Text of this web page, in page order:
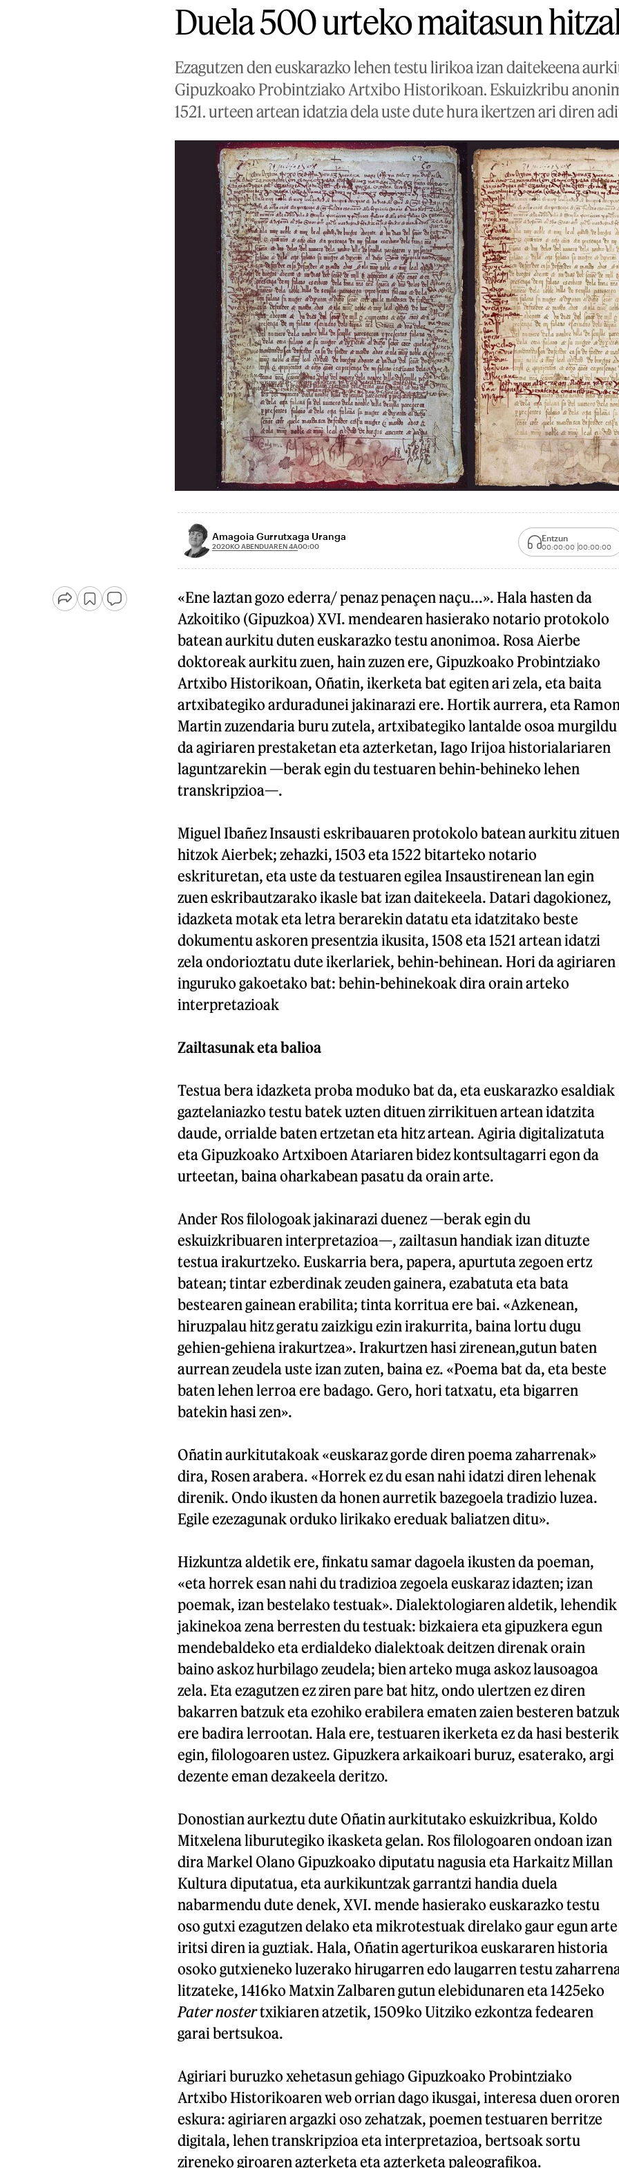
Duela 500 urteko maitasun
Ezagutzen den euskarazko lehen testu lirikoa izan daitekeena
Gipuzkoako Probintziako Artxibo Historikoan. Eskuizkribu
1521. urteen artean idatzia dela uste dute hura ikertzen ari diren
Amagoia Gurrutxaga Uranga
2020KO ABENDUAREN 4A00:00
Entzun
00:00:00 00:00:00
«Ene laztan gozo ederra/ penaz penaçen naçu...». Hala hasten da
Azkoitiko (Gipuzkoa) XVI. mendearen hasierako notario protokolo
batean aurkitu duten euskarazko testu anonimoa. Rosa Aierbe
doktoreak aurkitu zuen, hain zuzen ere, Gipuzkoako Probintziako
Artxibo Historikoan, Oñatin, ikerketa bat egiten ari zela, eta baita
artxibategiko arduradunei jakinarazi ere. Hortik aurrera, eta
Martin zuzendaria buru zutela, artxibategiko lantalde osoa murgildu
da agiriaren prestaketan eta azterketan, Iago Irijoa historialariaren
laguntzarekin —berak egin du testuaren behin-behineko lehen
transkripzioa—.
Miguel Ibañez Insausti eskribauaren protokolo batean aurkitu zituen
hitzok Aierbek; zehazki, 1503 eta 1522 bitarteko notario
eskrituretan, eta uste da testuaren egilea Insaustirenean lan egin
zuen eskribautzarako ikasle bat izan daitekeela. Datari dagokionez,
idazketa motak eta letra berarekin datatu eta idatzitako beste
dokumentu askoren presentzia ikusita, 1508 eta 1521 artean idatzi
zela ondorioztatu dute ikerlariek, behin-behinean. Hori da agiriaren
inguruko gakoetako bat: behin-behinekoak dira orain arteko
interpretazioak
Zailtasunak eta balioa
Testua bera idazketa proba moduko bat da, eta euskarazko esaldiak
gaztelaniazko testu batek uzten dituen zirrikituen artean idatzita
daude, orrialde baten ertzetan eta hitz artean. Agiria digitalizatuta
eta Gipuzkoako Artxiboen Atariaren bidez kontsultagarri egon da
urteetan, baina oharkabean pasatu da orain arte.
Ander Ros filologoak jakinarazi duenez —berak egin du
eskuizkribuaren interpretazioa—, zailtasun handiak izan dituzte
testua irakurtzeko. Euskarria bera, papera, apurtuta zegoen ertz
batean; tintar ezberdinak zeuden gainera, ezabatuta eta bata
bestearen gainean erabilita; tinta korritua ere bai. «Azkenean,
hiruzpalau hitz geratu zaizkigu ezin irakurrita, baina lortu dugu
gehien-gehiena irakurtzea». Irakurtzen hasi zirenean,gutun baten
aurrean zeudela uste izan zuten, baina ez. «Poema bat da, eta beste
baten lehen lerroa ere badago. Gero, hori tatxatu, eta bigarren
batekin hasi zen».
Oñatin aurkitutakoak «euskaraz gorde diren poema zaharrenak»
dira, Rosen arabera. «Horrek ez du esan nahi idatzi diren lehenak
direnik. Ondo ikusten da honen aurretik bazegoela tradizio luzea.
Egile ezezagunak orduko lirikako ereduak baliatzen ditu».
Hizkuntza aldetik ere, finkatu samar dagoela ikusten da poeman,
«eta horrek esan nahi du tradizioa zegoela euskaraz idazten; izan
poemak, izan bestelako testuak». Dialektologiaren aldetik, lehendik
jakinekoa zena berresten du testuak: bizkaiera eta gipuzkera egun
mendebaldeko eta erdialdeko dialektoak deitzen direnak orain
baino askoz hurbilago zeudela; bien arteko muga askoz lausoagoa
zela. Eta ezagutzen ez ziren pare bat hitz, ondo ulertzen ez diren
bakarren batzuk eta ezohiko erabilera ematen zaien besteren
ere badira lerrootan. Hala ere, testuaren ikerketa ez da hasi besterik
egin, filologoaren ustez. Gipuzkera arkaikoari buruz, esaterako, argi
dezente eman dezakeela deritzo.
Donostian aurkeztu dute Oñatin aurkitutako eskuizkribua, Koldo
Mitxelena liburutegiko ikasketa gelan. Ros filologoaren ondoan izan
dira Markel Olano Gipuzkoako diputatu nagusia eta Harkaitz Millan
Kultura diputatua, eta aurkikuntzak garrantzi handia duela
nabarmendu dute denek, XVI. mende hasierako euskarazko testu
oso gutxi ezagutzen delako eta mikrotestuak direlako gaur egun arte
iritsi diren ia guztiak. Hala, Oñatin agerturikoa euskararen historia
osoko gutxieneko luzerako hirugarren edo laugarren testu
litzateke, 1416ko Matxin Zalbaren gutun elebidunaren eta 1425eko
Pater nostertxikiaren atzetik, 1509ko Uitziko ezkontza fedearen
garai bertsukoa.
Agiriari buruzko xehetasun gehiago Gipuzkoako Probintziako
Artxibo Historikoaren web orrian dago ikusgai, interesa duen ororen
eskura: agiriaren argazki oso zehatzak, poemen testuaren berritze
digitala, lehen transkripzioa eta interpretazioa, bertsoak sortu
zireneko giroaren azterketa eta azterketa paleografikoa.